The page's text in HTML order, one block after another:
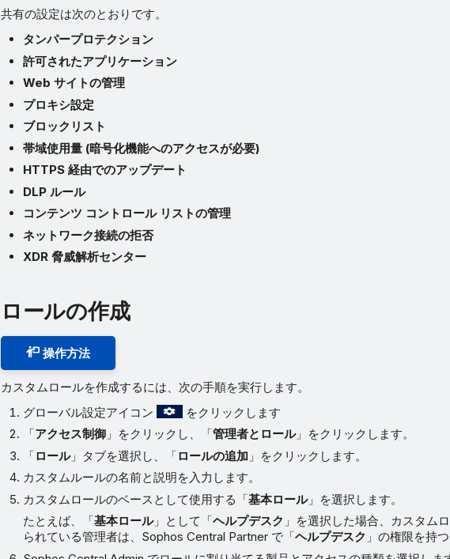
共有の設定は次のとおりです。
タンパープロテクション
許可されたアプリケーション
Web サイトの管理
プロキシ設定
ブロックリスト
帯域使用量 (暗号化機能へのアクセスが必要)
HTTPS 経由でのアップデート
DLP ルール
コンテンツ コントロール リストの管理
ネットワーク接続の拒否
XDR 脅威解析センター
ロールの作成
操作方法
カスタムロールを作成するには、次の手順を実行します。
グローバル設定アイコン
をクリックします
「アクセス制御 」をクリックし、「管理者とロール」をクリックします。
「ロール」タブを選択し、「ロールの追加 」をクリックします。
カスタムルールの名前と説明を入力します。
カスタムロールのベースとして使用する「基本ロール」を選択します。
たとえば、「基本ロール」として「ヘルプデスク 」を選択した場合、カスタム
られている管理者は、Sophos Central Partner で「ヘルプデスク 」の権限を持